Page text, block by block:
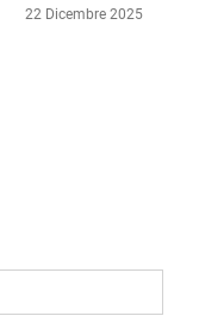
22 Dicembre 2025